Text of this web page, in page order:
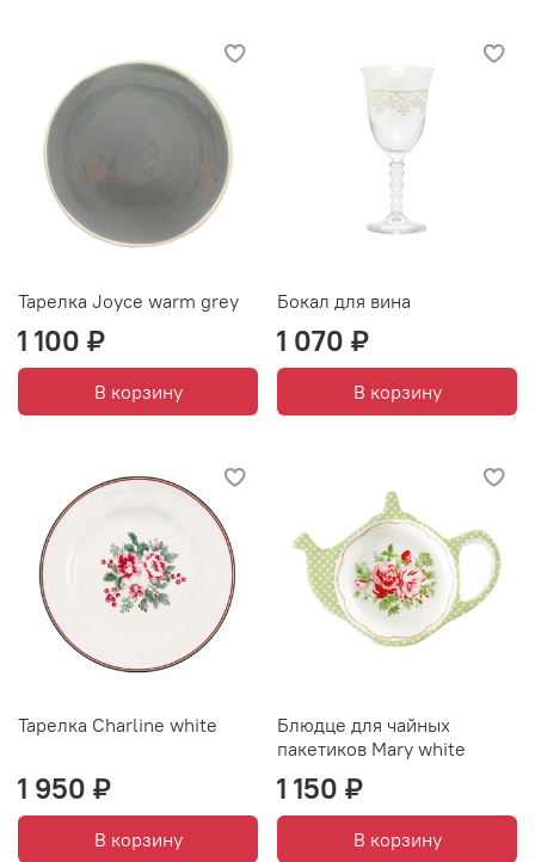
Тарелка Joyce warm grey
1 100 ₽
В корзину
Бокал для вина
1 070 ₽
В корзину
Тарелка Charline white
1 950 ₽
В корзину
Блюдце для чайных
пакетиков Mary white
1 150 ₽
В корзину